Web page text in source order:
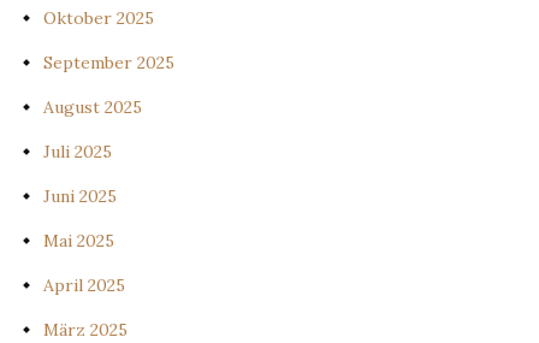
Oktober 2025
September 2025
August 2025
Juli 2025
Juni 2025
Mai 2025
April 2025
März 2025